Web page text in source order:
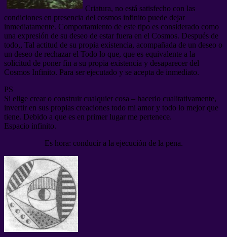
Criatura, no está satisfecho con las
condiciones en presencia del cosmos infinito puede dejar
inmediatamente. Comportamiento de este tipo es considerado como
una expresión de su deseo de estar fuera en el Cosmos. Después de
todo,, Tal actitud de su propia existencia, acompañada de un deseo o
un deseo de rechazar el Todo lo que, que es equivalente a la
solicitud de poner fin a su propia existencia y desaparecer del
Cosmos Infinito. Para ser ejecutado y se acepta de inmediato.
PS
Si elige crear o construir cualquier cosa – hacerlo cualitativamente,
invertir en sus propias creaciones todo mi amor y todo lo mejor que
tiene. Debido a que es en primer lugar me pertenece.
Espacio infinito.
Es hora: conducir a la ejecución de la pena.